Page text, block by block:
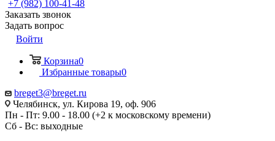
+7 (982) 100-41-48
Заказать звонок
Задать вопрос
Войти
Корзина0
Избранные товары0
breget3@breget.ru
Челябинск, ул. Кирова 19, оф. 906
Пн - Пт: 9.00 - 18.00 (+2 к московскому времени)
Сб - Вс: выходные